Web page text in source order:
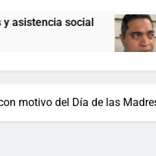
Equipo de
22 Horas Ago
motivo del Día de las